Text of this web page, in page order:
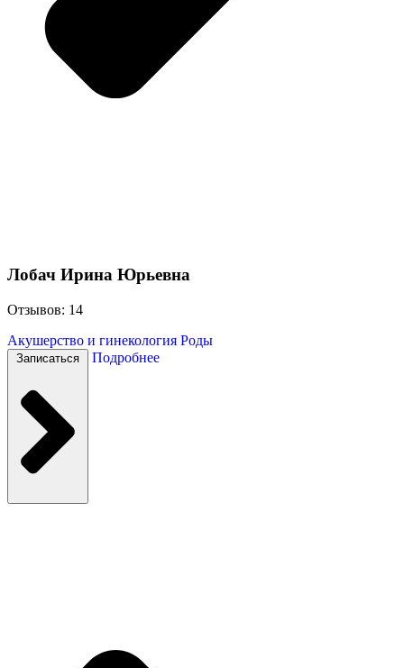
Лобач Ирина Юрьевна
Отзывов: 14
Акушерство и гинекология Роды
Записаться Подробнее